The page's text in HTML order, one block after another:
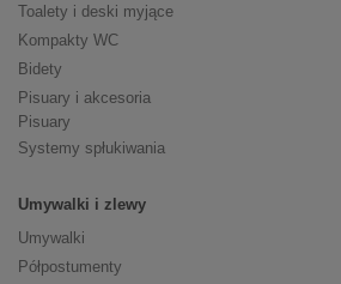
Toalety i deski myjące
Kompakty WC
Bidety
Pisuary i akcesoria
Pisuary
Systemy spłukiwania
Umywalki i zlewy
Umywalki
Półpostumenty